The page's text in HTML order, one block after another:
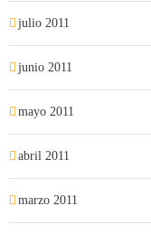
julio 2011
junio 2011
mayo 2011
abril 2011
marzo 2011